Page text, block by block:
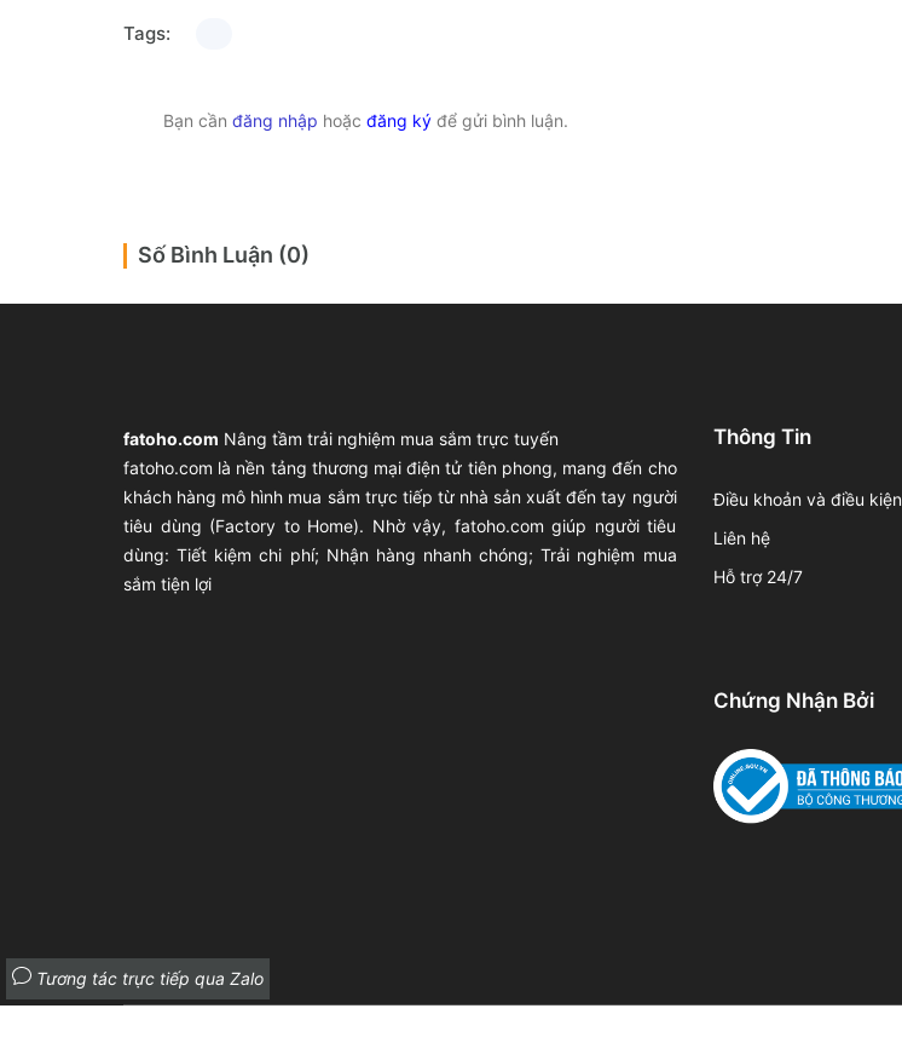
Tags:
Bạn cần đăng nhập hoặc đăng ký để gửi bình luận.
Số Bình Luận (0)
fatoho.com Nâng tầm trải nghiệm mua sắm trực tuyến
fatoho.com là nền tảng thương mại điện tử tiên phong, mang đến cho
khách hàng mô hình mua sắm trực tiếp từ nhà sản xuất đến tay người
tiêu dùng (Factory to Home). Nhờ vậy, fatoho.com giúp người tiêu
dùng: Tiết kiệm chi phí; Nhận hàng nhanh chóng; Trải nghiệm mua
sắm tiện lợi
Thông Tin
Điều khoản và điều kiện
Liên hệ
Hỗ trợ 24/7
Chứng Nhận Bởi
Tương tác trực tiếp qua Zalo